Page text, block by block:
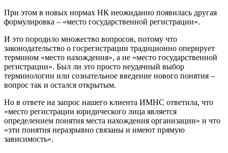
При этом в новых нормах НК неожиданно появилась другая
формулировка – «место государственной регистрации».
И это породило множество вопросов, потому что
законодательство о госрегистрации традиционно оперирует
термином «место нахождения», а не «место государственной
регистрации». Был ли это просто неудачный выбор
терминологии или сознательное введение нового понятия –
вопрос так и остался открытым.
Но в ответе на запрос нашего клиента ИМНС ответила, что
«место регистрации юридического лица является
определением понятия места нахождения организации» и что
«эти понятия неразрывно связаны и имеют прямую
зависимость».